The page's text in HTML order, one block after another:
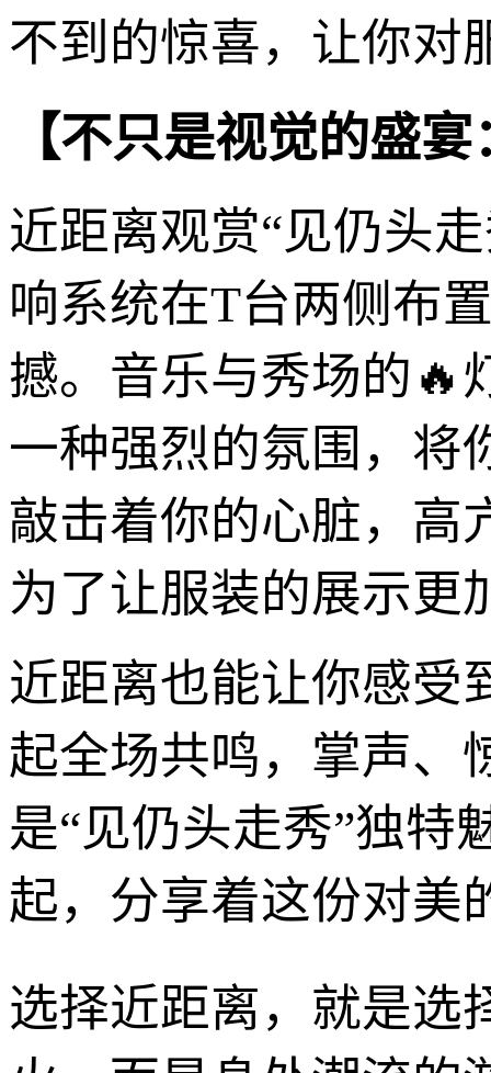
不到的惊喜，让你对
【不只是视觉的盛
近距离观赏“见仍头
响系统在T台两侧布
撼。音乐与秀场的🔥
一种强烈的氛围，将
敲击着你的心脏，高
为了让服装的展示更
近距离也能让你感受
起全场共鸣，掌声、
是“见仍头走秀”独特
起，分享着这份对
选择近距离，就是选